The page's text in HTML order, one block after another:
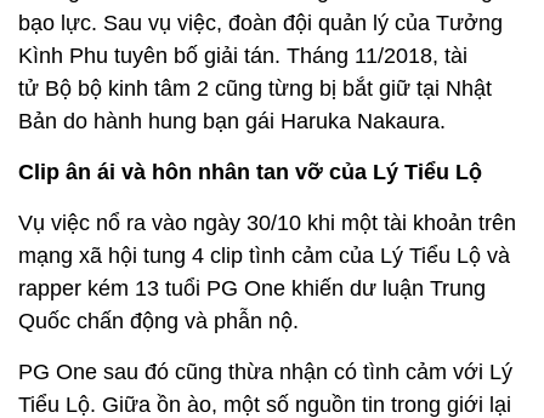
bạo lực. Sau vụ việc, đoàn đội quản lý của Tưởng
Kình Phu tuyên bố giải tán. Tháng 11/2018, tài
tử Bộ bộ kinh tâm 2 cũng từng bị bắt giữ tại Nhật
Bản do hành hung bạn gái Haruka Nakaura.
Clip ân ái và hôn nhân tan vỡ của Lý Tiểu Lộ
Vụ việc nổ ra vào ngày 30/10 khi một tài khoản trên
mạng xã hội tung 4 clip tình cảm của Lý Tiểu Lộ và
rapper kém 13 tuổi PG One khiến dư luận Trung
Quốc chấn động và phẫn nộ.
PG One sau đó cũng thừa nhận có tình cảm với Lý
Tiểu Lộ. Giữa ồn ào, một số nguồn tin trong giới lại